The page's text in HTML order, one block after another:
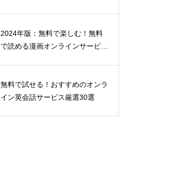
2024年版：無料で楽しむ！無料
で読める漫画オンラインサービス
無料で試せる！おすすめのオンラ
イン英会話サービス厳選30選